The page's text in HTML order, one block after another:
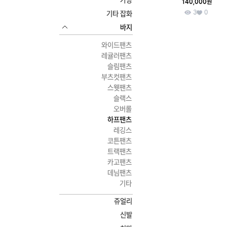
기타 잡화
바지
와이드팬츠
레귤러팬츠
슬림팬츠
부츠컷팬츠
스웻팬츠
슬랙스
오버롤
하프팬츠
레깅스
코튼팬츠
트랙팬츠
카고팬츠
데님팬츠
기타
쥬얼리
신발
140,000원
3
0